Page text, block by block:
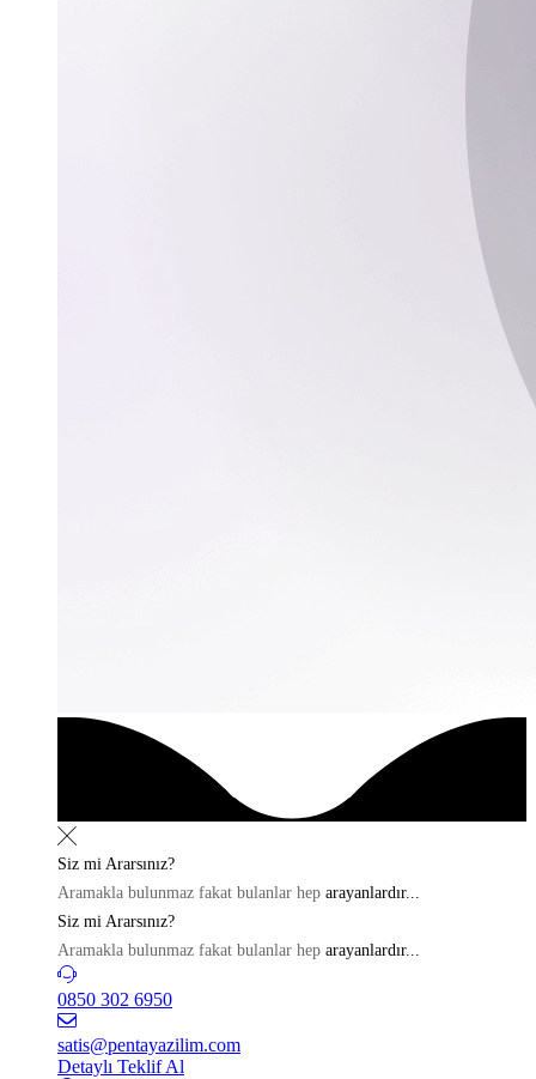
Siz mi Ararsınız?
Aramakla bulunmaz fakat bulanlar hep arayanlardır...
Siz mi Ararsınız?
Aramakla bulunmaz fakat bulanlar hep arayanlardır...
0850 302 6950
satis@pentayazilim.com
Detaylı Teklif Al